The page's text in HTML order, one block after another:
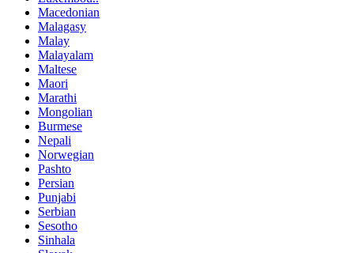
Macedonian
Malagasy
Malay
Malayalam
Maltese
Maori
Marathi
Mongolian
Burmese
Nepali
Norwegian
Pashto
Persian
Punjabi
Serbian
Sesotho
Sinhala